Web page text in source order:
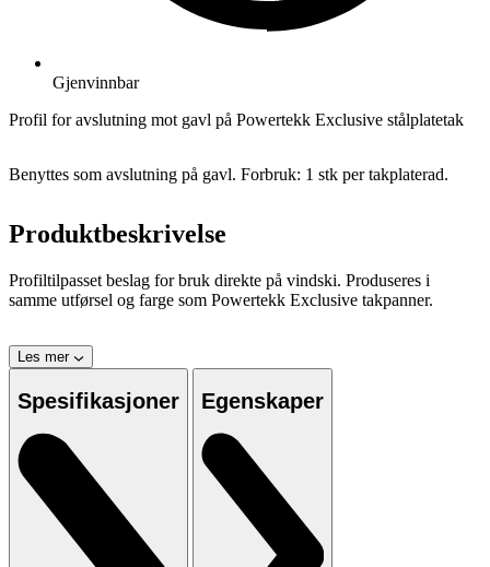
Gjenvinnbar
Profil for avslutning mot gavl på Powertekk Exclusive stålplatetak
Benyttes som avslutning på gavl. Forbruk: 1 stk per takplaterad.
Produktbeskrivelse
Profiltilpasset beslag for bruk direkte på vindski. Produseres i
samme utførsel og farge som Powertekk Exclusive takpanner.
Les mer
Spesifikasjoner Egenskaper